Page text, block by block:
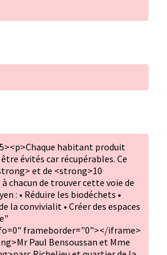
habitant produit
évités car récupérables. Ce
et de <strong>10
chacun de trouver cette voie de
: • Réduire les biodéchets •
la convivialit • Créer des espaces
frameborder="0"></iframe>
Paul Bensoussan et Mme